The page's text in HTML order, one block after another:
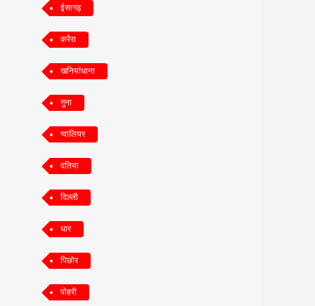
ईसागढ़
करैरा
खनियांधाना
गुना
ग्वालियर
दतिया
दिल्ली
धार
पिछोर
पोहरी